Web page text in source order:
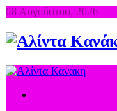
08 Αυγούστου, 2026